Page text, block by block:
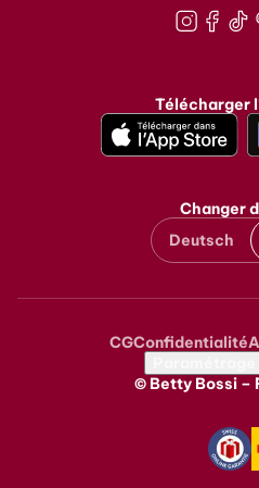
Télécharger
Changer
Deutsch
Metanavigation
CGConfidentialité
© Betty Bossi –